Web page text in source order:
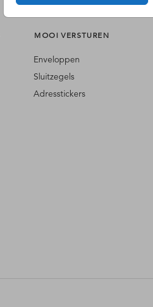
MOOI VERSTUREN
Enveloppen
Sluitzegels
Adresstickers